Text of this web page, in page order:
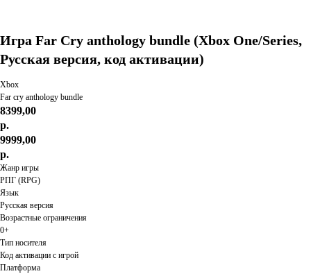
Игра Far Сry anthology bundle (Xbox One/Series,
Русская версия, код активации)
Xbox
Far cry anthology bundle
8399,00
р.
9999,00
р.
Жанр игры
РПГ (RPG)
Язык
Русская версия
Возрастные ограничения
0+
Тип носителя
Код активации с игрой
Платформа